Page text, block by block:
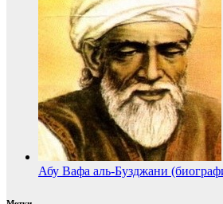
Абу Вафа аль-Бузджани